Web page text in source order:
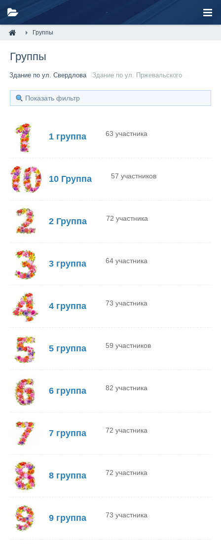
Группы
Группы
Здание по ул. Свердлова Здание по ул. Пржевальского
Показать фильтр
1 группа 63 участника
10 Группа 57 участников
2 Группа 72 участника
3 группа 64 участника
4 группа 73 участника
5 группа 59 участников
6 группа 82 участника
7 группа 72 участника
8 группа 72 участника
9 группа 73 участника